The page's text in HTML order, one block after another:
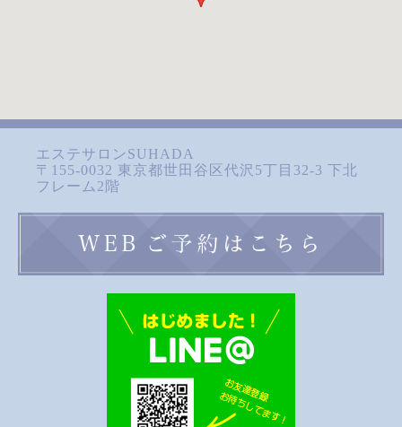
エステサロンSUHADA
〒155-0032 東京都世田谷区代沢5丁目32-3 下北
フレーム2階